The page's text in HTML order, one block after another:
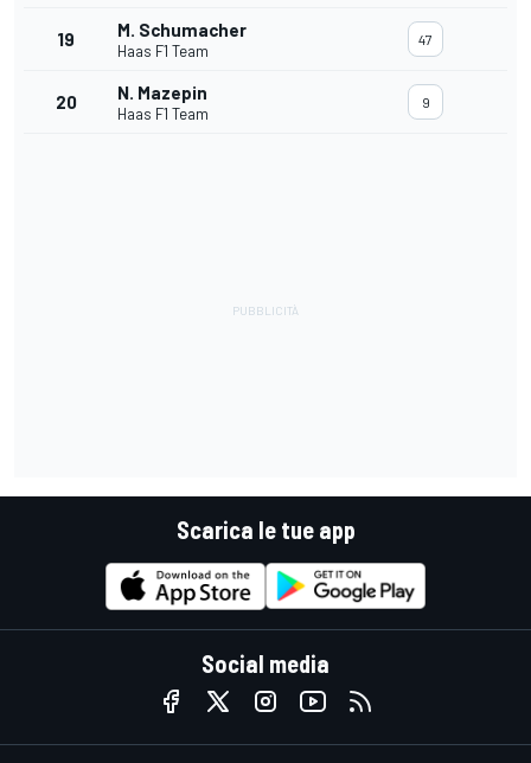
19 M. Schumacher
Haas F1 Team
47
20 N. Mazepin
Haas F1 Team
9
Scarica le tue app
Social media